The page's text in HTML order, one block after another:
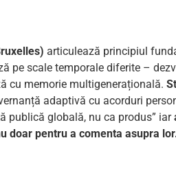
articulează principiul
pe scale temporale diferite –
cu memorie multigenerațională.
adaptivă cu acorduri
publică globală, nu ca produs” iar
doar pentru a comenta asupra